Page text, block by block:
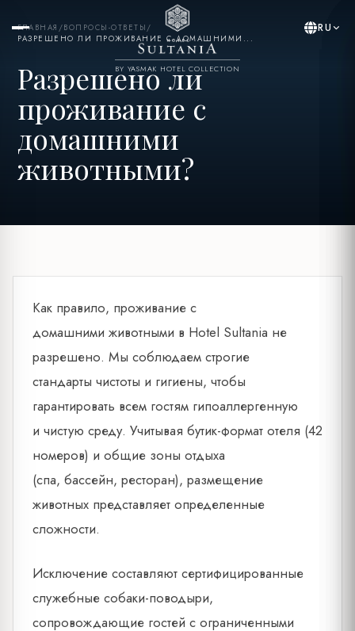
BY YASMAK HOTEL COLLECTION
RU
ГЛАВНАЯ /ВОПРОСЫ-ОТВЕТЫ /
РАЗРЕШЕНО ЛИ ПРОЖИВАНИЕ С ДОМАШНИМИ...
Разрешено ли
проживание с
домашними
животными?
Как правило, проживание с
домашними животными в Hotel Sultania не
разрешено. Мы соблюдаем строгие
стандарты чистоты и гигиены, чтобы
гарантировать всем гостям гипоаллергенную
и чистую среду. Учитывая бутик-формат отеля (42
номеров) и общие зоны отдыха
(спа, бассейн, ресторан), размещение
животных представляет определенные
сложности.
Исключение составляют сертифицированные
служебные собаки-поводыри,
сопровождающие гостей с ограниченными